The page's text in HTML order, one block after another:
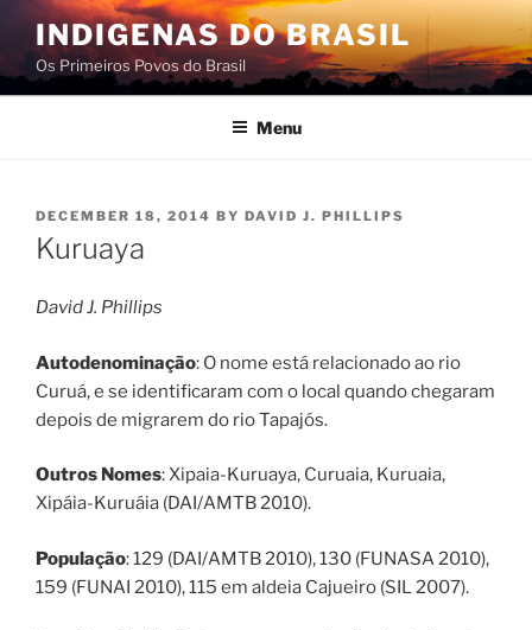
content
INDIGENAS DO BRASIL
Os Primeiros Povos do Brasil
Menu
POSTED
ON
DECEMBER 18, 2014 BY DAVID J. PHILLIPS
Kuruaya
David J. Phillips
Autodenominação: O nome está relacionado ao rio
Curuá, e se identificaram com o local quando chegaram
depois de migrarem do rio Tapajós.
Outros Nomes: Xipaia-Kuruaya, Curuaia, Kuruaia,
Xipáia-Kuruáia (DAI/AMTB 2010).
População: 129 (DAI/AMTB 2010), 130 (FUNASA 2010),
159 (FUNAI 2010), 115 em aldeia Cajueiro (SIL 2007).